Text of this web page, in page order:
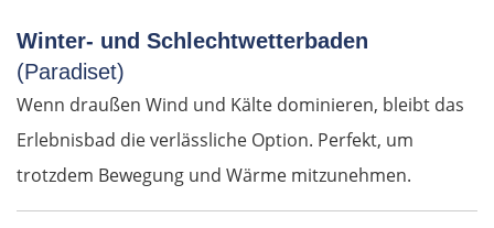
Winter- und Schlechtwetterbaden
(Paradiset)
Wenn draußen Wind und Kälte dominieren, bleibt das
Erlebnisbad die verlässliche Option. Perfekt, um
trotzdem Bewegung und Wärme mitzunehmen.
Nazaré
Figueira da Foz
Amarante